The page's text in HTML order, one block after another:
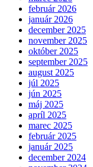
február 2026
január 2026
december 2025
november 2025
október 2025
september 2025
august 2025
júl 2025
jún 2025
máj 2025
apríl 2025
marec 2025
február 2025
január 2025
december 2024